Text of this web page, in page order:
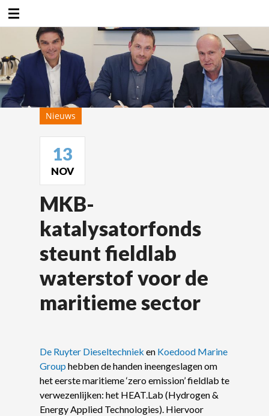
Nieuws
13
NOV
MKB-
katalysatorfonds
steunt fieldlab
waterstof voor de
maritieme sector
De Ruyter Dieseltechniek en Koedood Marine
Group hebben de handen ineengeslagen om
het eerste maritieme ‘zero emission’ fieldlab te
verwezenlijken: het HEAT.Lab (Hydrogen &
Energy Applied Technologies). Hiervoor